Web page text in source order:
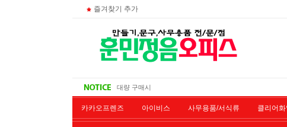
즐겨찾기 추가
주문 조회
무통장 입금시
카카오프렌즈 아이비스 사무용품/서식류 클리어